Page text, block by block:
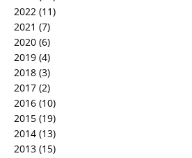
2022 (11)
2021 (7)
2020 (6)
2019 (4)
2018 (3)
2017 (2)
2016 (10)
2015 (19)
2014 (13)
2013 (15)